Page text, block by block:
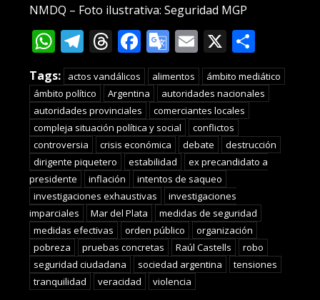
NMDQ – Foto ilustrativa: Seguridad MGP
WhatsApp
Telegram
Threads
Facebook
Google
Translate
Email
X
Tags: actos vandálicos alimentos
ámbito mediático
ámbito político
Argentina
autoridades nacionales
autoridades provinciales
comerciantes locales
compleja situación política y social
conflictos
controversia
crisis económica debate
destrucción
dirigente piquetero
estabilidad
ex precandidato a
presidente
inflación
intentos de saqueo
investigaciones exhaustivas
investigaciones
imparciales
Mar del Plata
medidas de seguridad
medidas efectivas
orden público
organización
pobreza
pruebas concretas Raúl Castells
robo
seguridad ciudadana
sociedad argentina
tensiones
tranquilidad
veracidad violencia